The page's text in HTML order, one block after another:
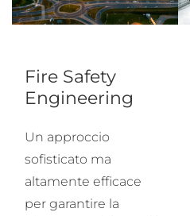
Fire Safety
Engineering
Un approccio
sofisticato ma
altamente efficace
per garantire la